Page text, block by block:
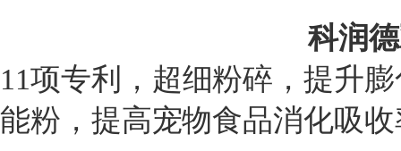
科润
11项专利，超细粉碎，提升
能粉，提高宠物食品消化吸